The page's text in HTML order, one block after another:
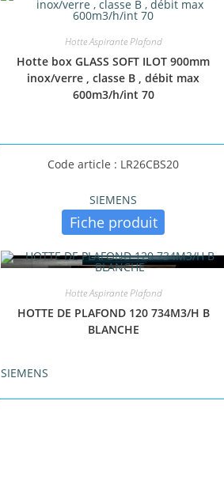
Hotte Aspirante Plafond
Hotte box GLASS SOFT ILOT 900mm
inox/verre , classe B , débit max
600m3/h/int 70
Code article : LR26CBS20
SIEMENS
Fiche produit
Hotte Aspirante Plafond
HOTTE DE PLAFOND 120 734M3/H B
BLANCHE
SIEMENS